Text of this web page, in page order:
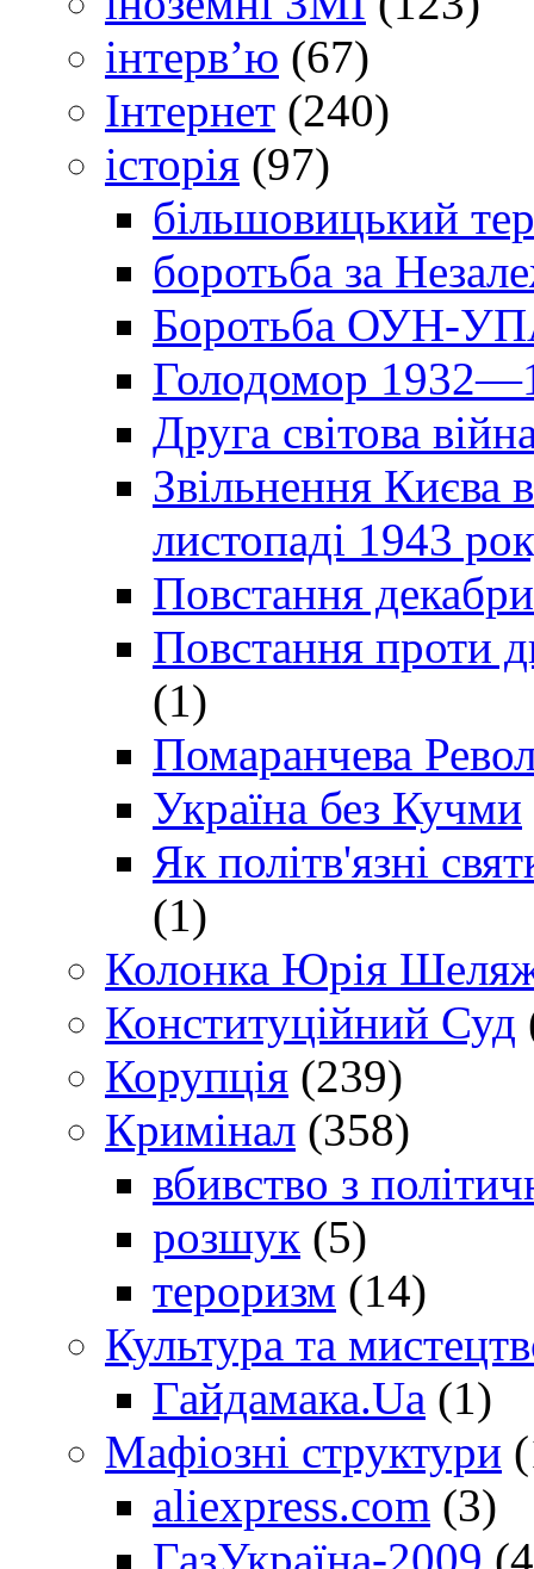
інтерв’ю (67)
Інтернет (240)
історія (97)
більшовицький
боротьба за
Боротьба ОУН-УПА
Голодомор
Друга світова
Звільнення Києва
листопаді 1943
Повстання
Повстання проти
(1)
Помаранчева
Україна без Кучми
Як політв'язні
(1)
Колонка Юрія
Конституційний Суд
Корупція (239)
Кримінал (358)
вбивство з
розшук (5)
тероризм (14)
Культура та
Гайдамака.Ua (1)
Мафіозні структури
aliexpress.com (3)
ГазУкраїна-2009